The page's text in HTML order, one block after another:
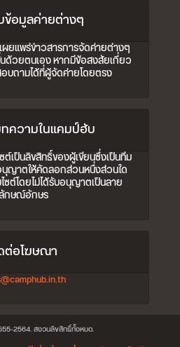
ข้อมูลค่ายต่างๆ
ผยแพร่ข่าวสารการจัดค่ายต่างๆ
ด้วยตนเอง หากมีข้อสงสัยเกี่ยว
บถามได้ที่ผู้จัดค่ายโดยตรง
ความในแคมป์ฮับ
ต์เป็นลิขสิทธิ์ของผู้เขียนซึ่งเป็นทีม
ญาตให้คัดลอกส่วนหนึ่งส่วนใด
ต์โดยไม่ได้รับอนุญาตเป็นลาย
กษณ์อักษร
ต่อโฆษณา
2564. สงวนลิขสิทธิ์ทั้งหมด.